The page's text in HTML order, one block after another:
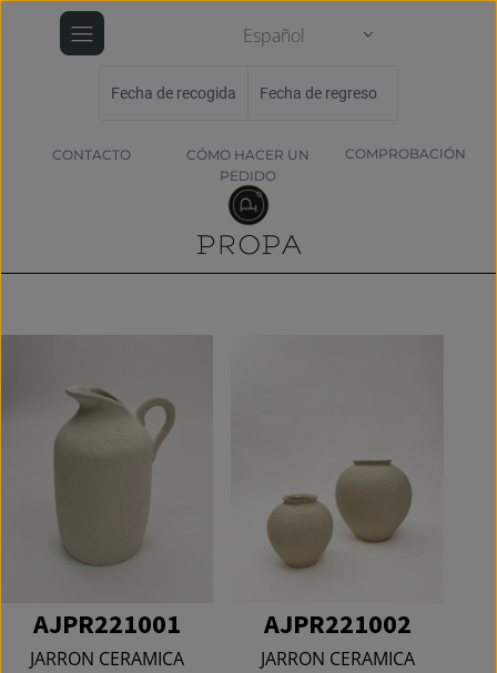
Español
Fecha de recogida Fecha de regreso
CONTACTO
CÓMO HACER UN
PEDIDO
COMPROBACIÓN
AJPR221001
JARRON CERAMICA
AJPR221002
JARRON CERAMICA